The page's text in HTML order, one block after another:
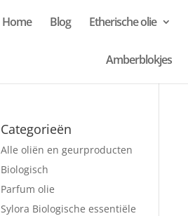
Home Blog Etherische olie
Amberblokjes
Categorieën
Alle oliën en geurproducten
Biologisch
Parfum olie
Sylora Biologische essentiële